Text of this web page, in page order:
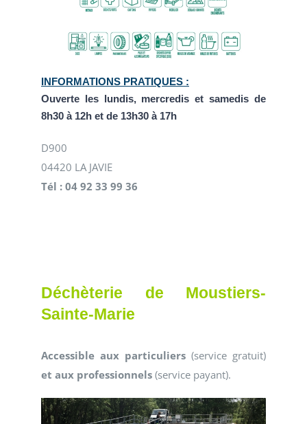
INFORMATIONS PRATIQUES :
Ouverte les lundis, mercredis et samedis de
8h30 à 12h et de 13h30 à 17h
D900
04420 LA JAVIE
Tél : 04 92 33 99 36
Déchèterie de Moustiers-
Sainte-Marie
Accessible aux particuliers (service gratuit)
et aux professionnels (service payant).